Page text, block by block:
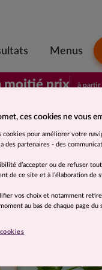
Menus
moitié prix
Votre
à partir
ces cookies ne vous
cookies pour améliorer votre
des partenaires - des
d’accepter ou de refuser
de ce site et à l’élaboration de
vos choix et notamment
au bas de chaque page du